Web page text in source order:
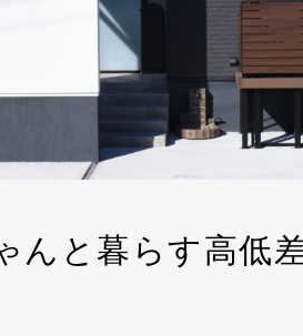
んと暮らす高低